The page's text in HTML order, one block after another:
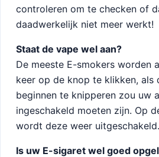
controleren om te checken of
daadwerkelijk niet meer werkt!
Staat de vape wel aan?
De meeste E-smokers worden
keer op de knop te klikken, als
beginnen te knipperen zou uw
ingeschakeld moeten zijn. Op
wordt deze weer uitgeschakeld.
Is uw E-sigaret wel goed